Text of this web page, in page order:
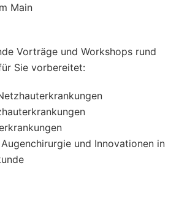
Main
Vorträge und Workshops rund
Sie vorbereitet:
und Innovationen in